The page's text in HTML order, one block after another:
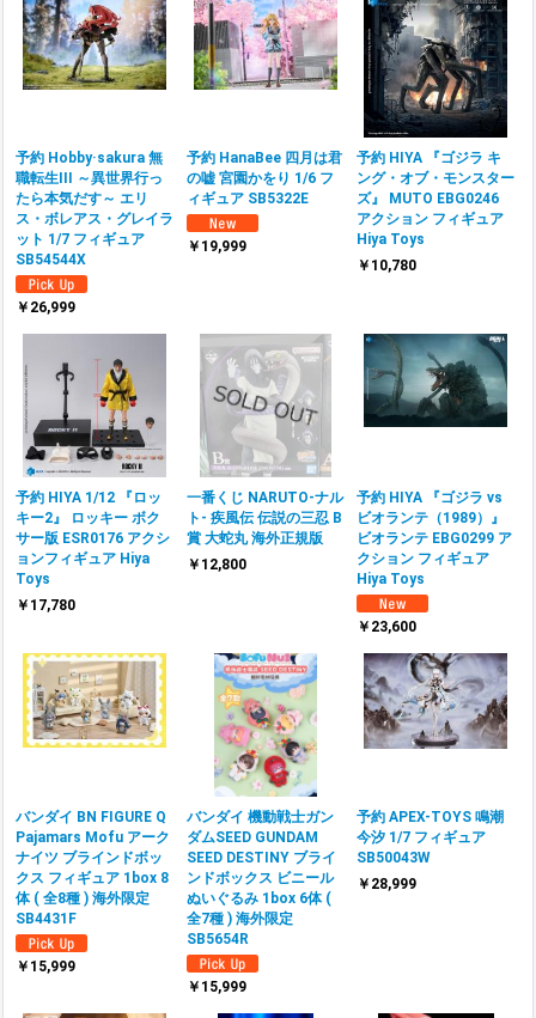
予約 Hobby·sakura 無
職転生III ～異世界行っ
たら本気だす～ エリ
ス・ボレアス・グレイラ
ット 1/7 フィギュア
SB54544X
￥26,999
予約 HanaBee 四月は君
の嘘 宮園かをり 1/6 フ
ィギュア SB5322E
￥19,999
予約 HIYA 『ゴジラ キ
ング・オブ・モンスター
ズ』 MUTO EBG0246
アクション フィギュア
Hiya Toys
￥10,780
予約 HIYA 1/12 『ロッ
キー2』 ロッキー ボク
サー版 ESR0176 アクシ
ョンフィギュア Hiya
Toys
￥17,780
一番くじ NARUTO-ナル
ト- 疾風伝 伝説の三忍 B
賞 大蛇丸 海外正規版
￥12,800
予約 HIYA 『ゴジラ vs
ビオランテ（1989）』
ビオランテ EBG0299 ア
クション フィギュア
Hiya Toys
￥23,600
バンダイ BN FIGURE Q
Pajamars Mofu アーク
ナイツ ブラインドボッ
クス フィギュア 1box 8
体 ( 全8種 ) 海外限定
SB4431F
￥15,999
バンダイ 機動戦士ガン
ダムSEED GUNDAM
SEED DESTINY ブライ
ンドボックス ビニール
ぬいぐるみ 1box 6体 (
全7種 ) 海外限定
SB5654R
￥15,999
予約 APEX-TOYS 鳴潮
今汐 1/7 フィギュア
SB50043W
￥28,999